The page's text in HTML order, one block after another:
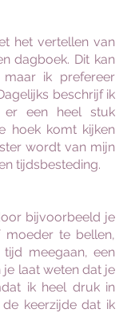
het vertellen van
dagboek. Dit kan
ik prefereer
beschrijf ik
een heel stuk
hoek komt kijken
wordt van mijn
tijdsbesteding.
bijvoorbeeld je
moeder te bellen,
meegaan, een
laat weten dat je
ik heel druk in
keerzijde dat ik